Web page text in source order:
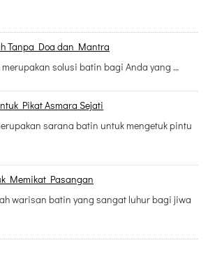
Tanpa Doa dan Mantra
merupakan solusi batin bagi Anda yang …
Pikat Asmara Sejati
sarana batin untuk mengetuk pintu
Memikat Pasangan
warisan batin yang sangat luhur bagi jiwa